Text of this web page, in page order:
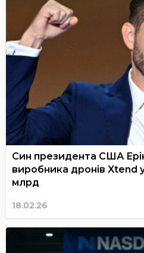
Син президента США
виробника дронів Xtend
млрд
18.02.26